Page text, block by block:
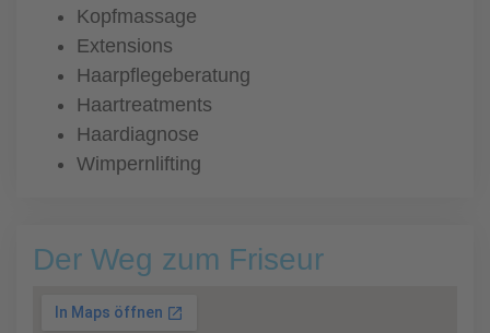
Kopfmassage
Extensions
Haarpflegeberatung
Haartreatments
Haardiagnose
Wimpernlifting
Der Weg zum Friseur